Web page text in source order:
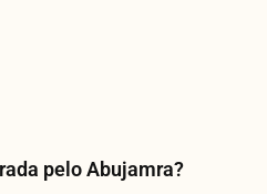
pelo Abujamra?